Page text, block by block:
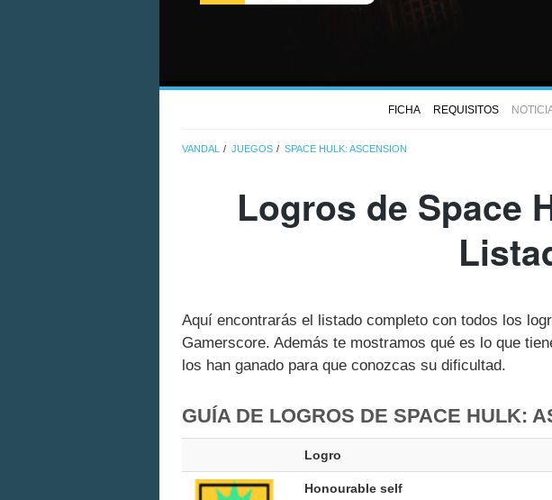
FICHA REQUISITOS
VANDAL JUEGOS SPACE HULK: ASCENSION
Logros de Space
Aquí encontrarás el listado completo con todos los
Gamerscore. Además te mostramos qué es lo que
los han ganado para que conozcas su dificultad.
GUÍA DE LOGROS DE SPACE HULK:
Logro
Honourable self